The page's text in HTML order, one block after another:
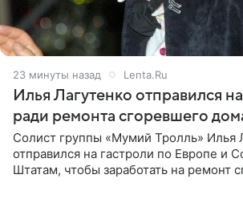
23 минуты назад Lenta.Ru
Илья Лагутенко отправился
ради ремонта сгоревшего
Солист группы «Мумий Тролль» Илья
отправился на гастроли по Европе и
Штатам, чтобы заработать на ремонт